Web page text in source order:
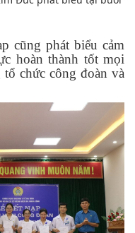
cũng phát biểu cảm
hoàn thành tốt mọi
chức công đoàn và